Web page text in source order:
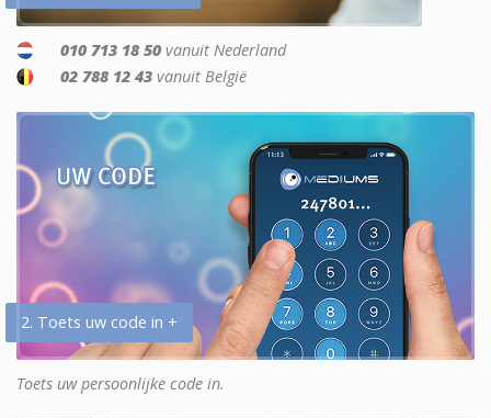
010 713 18 50 vanuit Nederland
02 788 12 43 vanuit België
2. Toets uw code in +
Toets uw persoonlijke code in.